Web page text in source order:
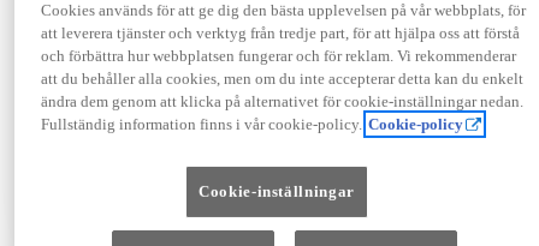
Hybrid Bensin
Automat
Visa mer
409 900 kr
Från 4 920 kr/mån
Kontakta återförsäljare
Cookies används för att ge dig den bästa upplevelsen på vår webbplats, för
att leverera tjänster och verktyg från tredje part, för att hjälpa oss att förstå
och förbättra hur webbplatsen fungerar och för reklam. Vi rekommenderar
att du behåller alla cookies, men om du inte accepterar detta kan du enkelt
ändra dem genom att klicka på alternativet för cookie-inställningar nedan.
Fullständig information finns i vår cookie-policy. Cookie-policy
Cookie-inställningar